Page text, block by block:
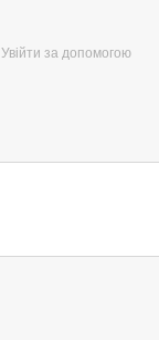
Увійти за допомогою